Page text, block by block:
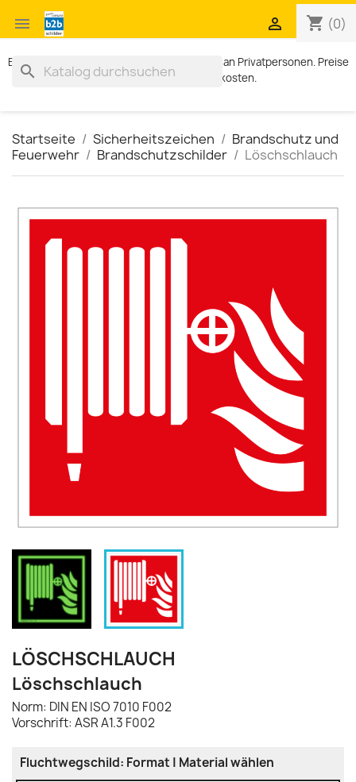
 shopping_cart (0)

Exklusiv für Geschäftskunden. Kein Verkauf an Privatpersonen. Preise
zzgl. MWST und Versandkosten.
search
Startseite Sicherheitszeichen
Brandschutz und
Feuerwehr
Brandschutzschilder Löschschlauch
LÖSCHSCHLAUCH
Löschschlauch
Norm: DIN EN ISO 7010 F002
Vorschrift: ASR A1.3 F002
Fluchtwegschild: Format | Material wählen